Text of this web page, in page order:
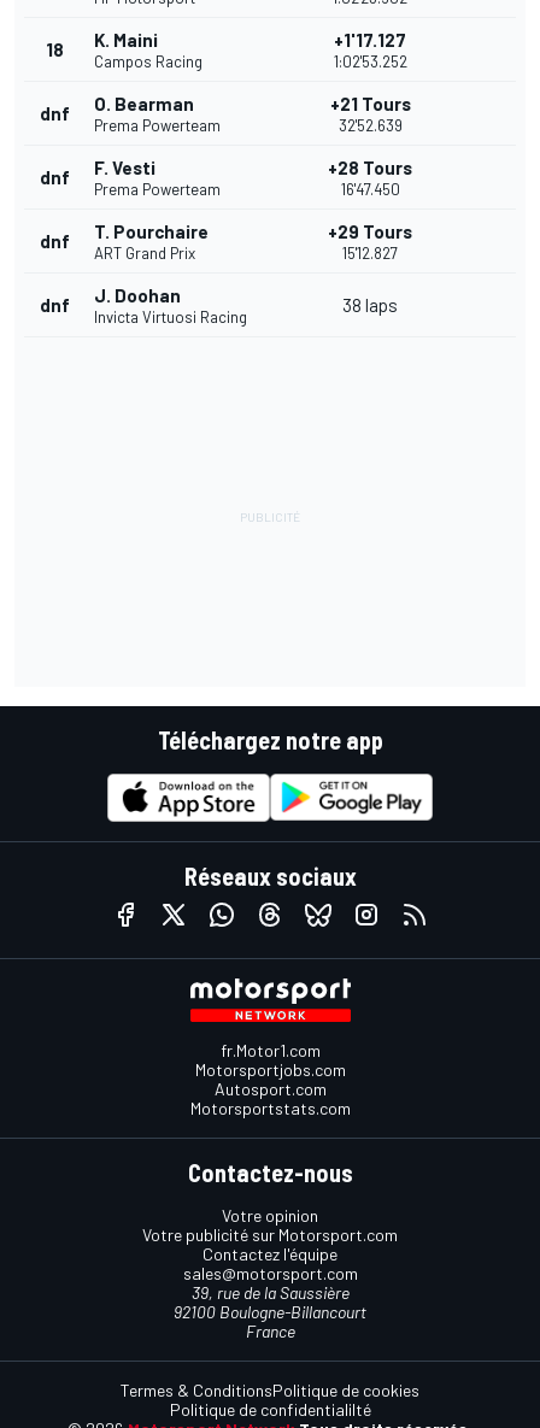
18 K. Maini
Campos Racing
+1'17.127
1:02'53.252
dnf O. Bearman
Prema Powerteam
+21 Tours
32'52.639
dnf F. Vesti
Prema Powerteam
+28 Tours
16'47.450
dnf T. Pourchaire
ART Grand Prix
+29 Tours
15'12.827
dnf J. Doohan
Invicta Virtuosi Racing
38 laps
Téléchargez notre app
Réseaux sociaux
fr.Motor1.com
Motorsportjobs.com
Autosport.com
Motorsportstats.com
Contactez-nous
Votre opinion
Votre publicité sur Motorsport.com
Contactez l'équipe
sales@motorsport.com
39, rue de la Saussière
92100 Boulogne-Billancourt
France
Termes & ConditionsPolitique de cookies
Politique de confidentialilté